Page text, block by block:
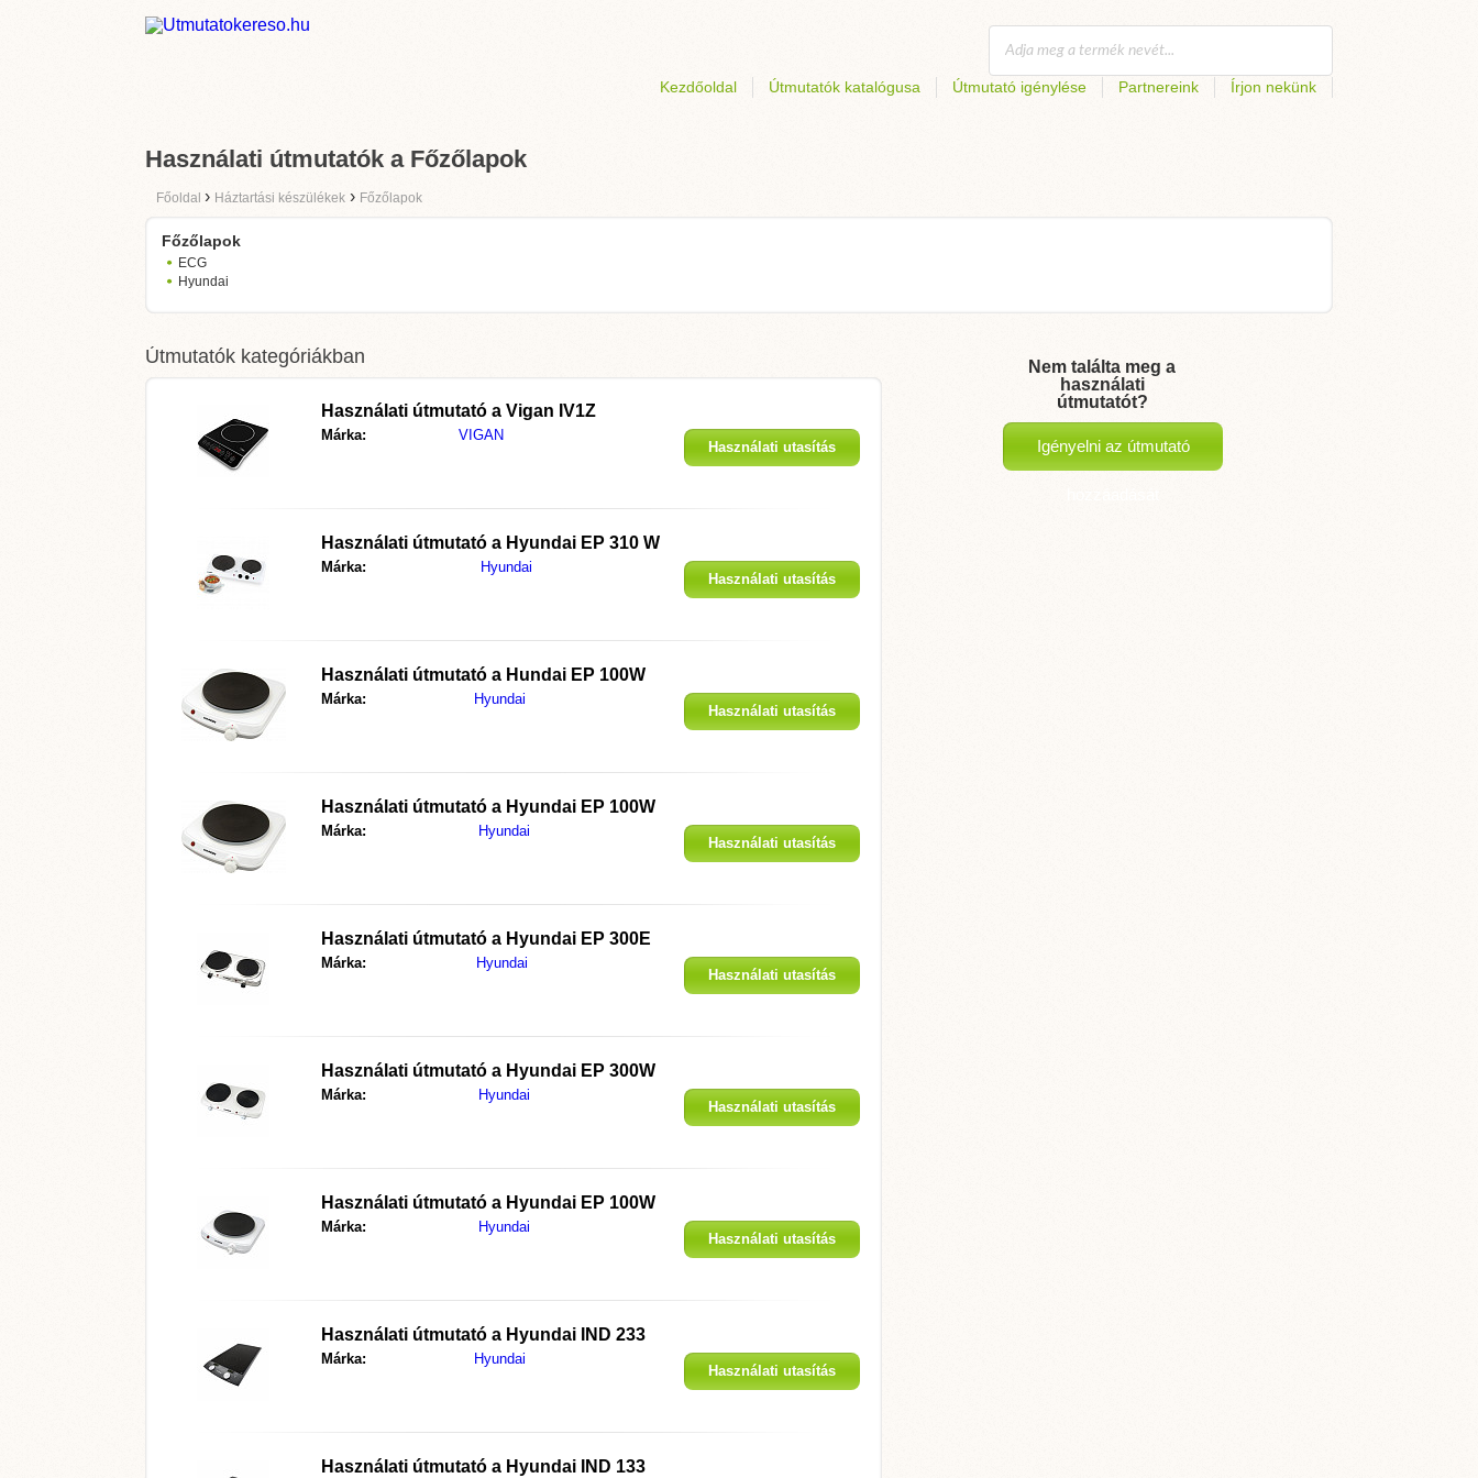
Kezdőoldal Útmutatók katalógusa Útmutató igénylése Partnereink Írjon nekünk
Használati útmutatók a Főzőlapok
Főoldal › Háztartási készülékek › Főzőlapok
Főzőlapok
ECG
Hyundai
Útmutatók kategóriákban
Használati útmutató a Vigan IV1Z
Márka: VIGAN
Használati utasítás
Használati útmutató a Hyundai EP 310 W
Márka: Hyundai
Használati utasítás
Használati útmutató a Hundai EP 100W
Márka: Hyundai
Használati utasítás
Használati útmutató a Hyundai EP 100W
Márka: Hyundai
Használati utasítás
Használati útmutató a Hyundai EP 300E
Márka: Hyundai
Használati utasítás
Használati útmutató a Hyundai EP 300W
Márka: Hyundai
Használati utasítás
Használati útmutató a Hyundai EP 100W
Márka: Hyundai
Használati utasítás
Használati útmutató a Hyundai IND 233
Márka: Hyundai
Használati utasítás
Használati útmutató a Hyundai IND 133
Nem találta meg a
használati
útmutatót?
Igényelni az útmutató